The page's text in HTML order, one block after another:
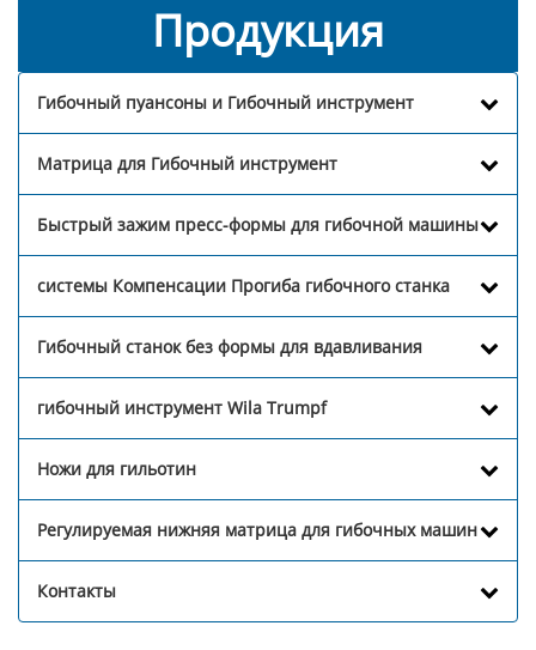
Продукция
Гибочный пуансоны и Гибочный инструмент
Матрица для Гибочный инструмент
Быстрый зажим пресс-формы для гибочной машины
системы Компенсации Прогиба гибочного станка
Гибочный станок без формы для вдавливания
гибочный инструмент Wila Trumpf
Ножи для гильотин
Регулируемая нижняя матрица для гибочных машин
Контакты